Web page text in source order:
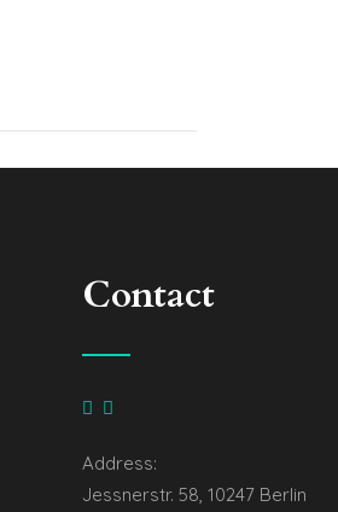
Contact
Address:
Jessnerstr. 58, 10247 Berlin